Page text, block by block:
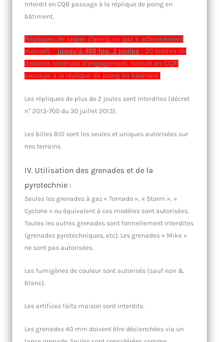
Interdit en CQB passage à la réplique de poing en
bâtiment.
Répliques de sniper (Spring ou gaz à actionnement
manuel) :
jusqu’à 460 fps, 2 joules : 20 mètres de
distance minimale d’engagement. Interdit en CQB
passage à la réplique de poing en bâtiment.
Les répliques de plus de 2 joules sont interdites (décret
n° 2013-700 du 30 juillet 2013).
Les billes BIO sont les seules et uniques autorisées sur
nos terrains.
IV. Utilisation des grenades et de la
pyrotechnie :
Seules les grenades à gaz « Tornado », « Storm », «
Cyclone » ou équivalent à ces modèles sont autorisées.
Toutes les autres grenades sont formellement interdites
(grenades pyrotechniques, etc). Les grenades « Mike »
ne sont pas autorisées.
Les fumigènes de couleur sont autorisés (sauf noir &
blanc).
Les artifices faits maison sont interdits.
Les grenades 40 mm doivent être déclenchées via un